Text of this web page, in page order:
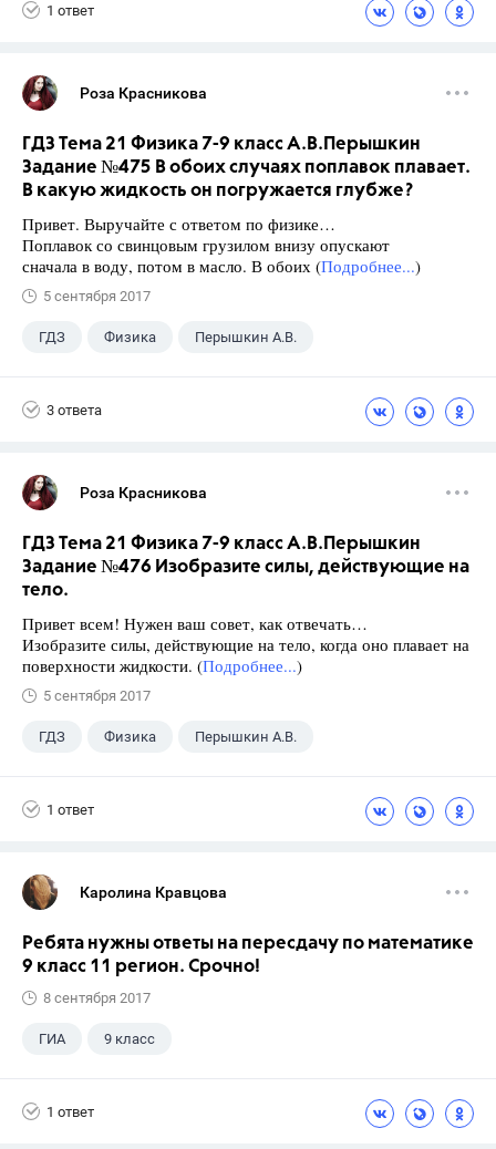
1 ответ
Роза Красникова
ГДЗ Тема 21 Физика 7-9 класс А.В.Перышкин
Задание №475 В обоих случаях поплавок плавает.
В какую жидкость он погружается глубже?
Привет. Выручайте с ответом по физике…
Поплавок со свинцовым грузилом внизу опускают
сначала в воду, потом в масло. В обоих (Подробнее...)
5 сентября 2017
ГДЗ Физика Перышкин А.В.
3 ответа
Роза Красникова
ГДЗ Тема 21 Физика 7-9 класс А.В.Перышкин
Задание №476 Изобразите силы, действующие на
тело.
Привет всем! Нужен ваш совет, как отвечать…
Изобразите силы, действующие на тело, когда оно плавает на
поверхности жидкости. (Подробнее...)
5 сентября 2017
ГДЗ Физика Перышкин А.В.
1 ответ
Каролина Кравцова
Ребята нужны ответы на пересдачу по математике
9 класс 11 регион. Срочно!
8 сентября 2017
ГИА 9 класс
1 ответ